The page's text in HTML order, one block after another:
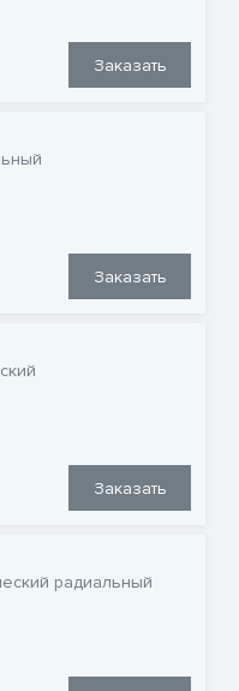
Заказать
Заказать
Заказать
радиальный